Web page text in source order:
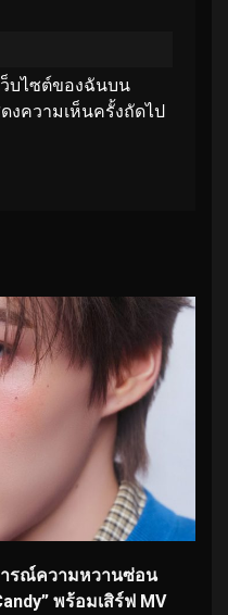
บไซต์ของฉันบน
งความเห็นครั้งถัดไป
ารณ์ความหวานซ่อน
พร้อมเสิร์ฟ MV